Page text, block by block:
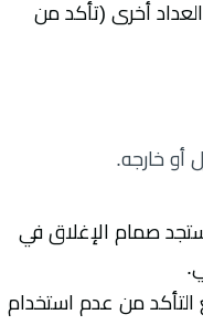
أخرى (تأكد من
أو خارجه.
صمام الإغلاق في
من عدم استخدام